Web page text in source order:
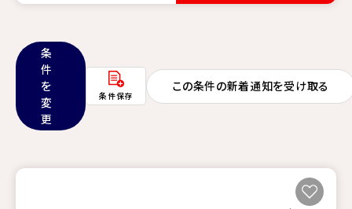
条
件
を
変
更
条件保存
この条件の新着通知を受け取る